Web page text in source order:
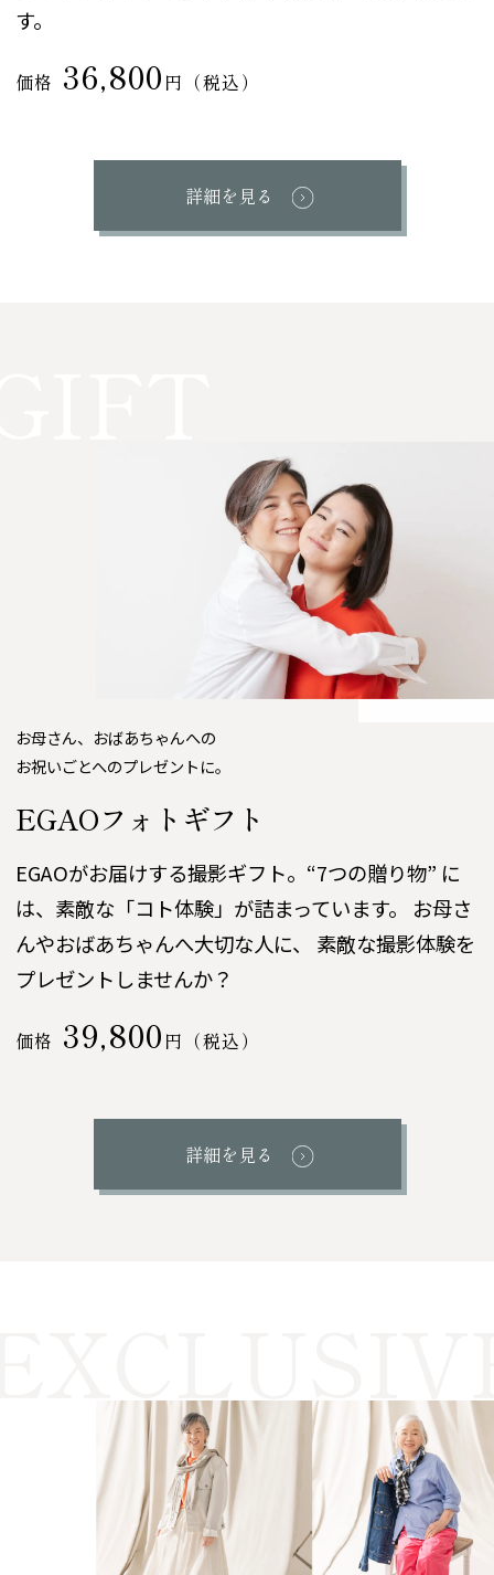
す。
価格 36,800 円（税込）
詳細を見る
お母さん、おばあちゃんへの
お祝いごとへのプレゼントに。
EGAOフォトギフト
EGAOがお届けする撮影ギフト。“7つの贈り物” に
は、素敵な「コト体験」が詰まっています。
お母さ
んやおばあちゃんへ――大切な人に、
素敵な撮影体験を
プレゼントしませんか？
価格 39,800 円（税込）
詳細を見る